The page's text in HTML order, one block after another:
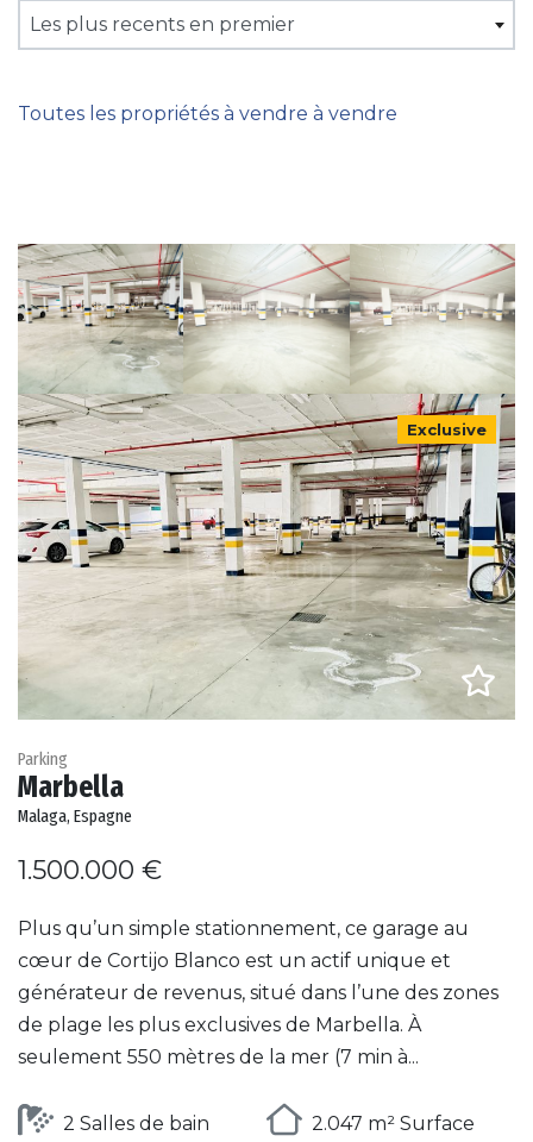
Les plus recents en premier
Toutes les propriétés à vendre à vendre
Exclusive
Parking
Marbella
Malaga, Espagne
1.500.000 €
Plus qu’un simple stationnement, ce garage au
cœur de Cortijo Blanco est un actif unique et
générateur de revenus, situé dans l’une des zones
de plage les plus exclusives de Marbella. À
seulement 550 mètres de la mer (7 min à...
2 Salles de bain 2.047 m² Surface